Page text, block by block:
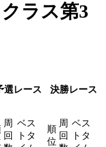
ラス第3
選レース 決勝レース
周
回
ベス
トタ
順
位
周
回
ベス
トタ